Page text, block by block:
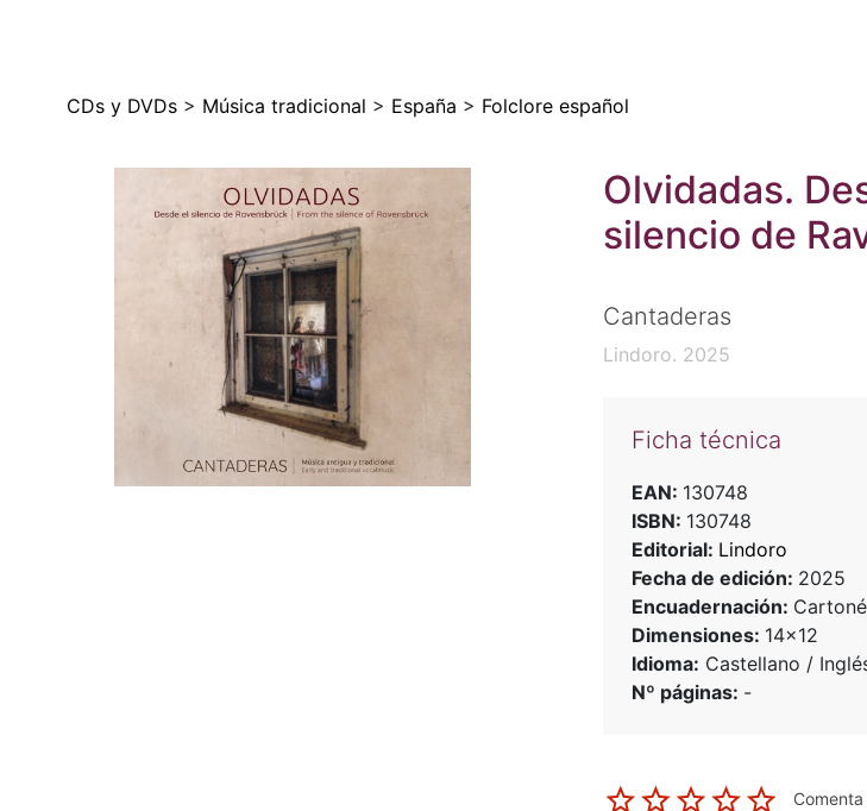
CDs y DVDs > Música tradicional > España > Folclore español
Olvidadas.
silencio de
Cantaderas
Lindoro. 2025
Ficha técnica
EAN: 130748
ISBN: 130748
Editorial: Lindoro
Fecha de edición: 2025
Encuadernación: Cartoné
Dimensiones: 14x12
Idioma: Castellano /
Nº páginas: -